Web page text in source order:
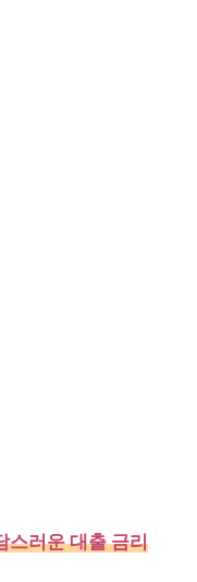
스러운 대출 금리